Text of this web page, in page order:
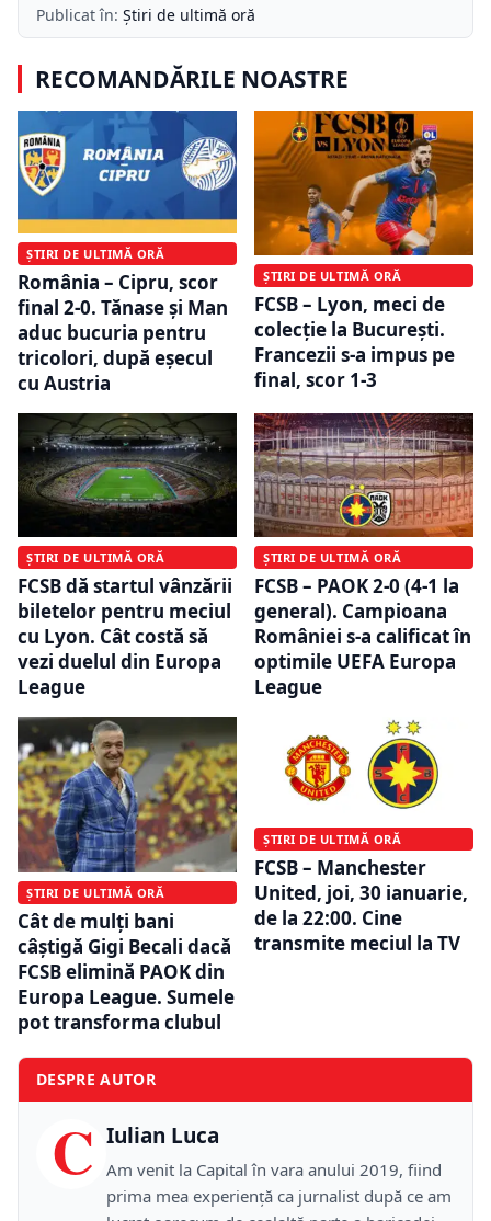
Publicat în: Știri de ultimă oră
RECOMANDĂRILE NOASTRE
ȘTIRI DE ULTIMĂ ORĂ
România – Cipru, scor
final 2-0. Tănase și Man
aduc bucuria pentru
tricolori, după eșecul
cu Austria
ȘTIRI DE ULTIMĂ ORĂ
FCSB – Lyon, meci de
colecție la București.
Francezii s-a impus pe
final, scor 1-3
ȘTIRI DE ULTIMĂ ORĂ
FCSB dă startul vânzării
biletelor pentru meciul
cu Lyon. Cât costă să
vezi duelul din Europa
League
ȘTIRI DE ULTIMĂ ORĂ
FCSB – PAOK 2-0 (4-1 la
general). Campioana
României s-a calificat în
optimile UEFA Europa
League
ȘTIRI DE ULTIMĂ ORĂ
Cât de mulți bani
câștigă Gigi Becali dacă
FCSB elimină PAOK din
Europa League. Sumele
pot transforma clubul
ȘTIRI DE ULTIMĂ ORĂ
FCSB – Manchester
United, joi, 30 ianuarie,
de la 22:00. Cine
transmite meciul la TV
DESPRE AUTOR
C Iulian Luca
Am venit la Capital în vara anului 2019, fiind
prima mea experiență ca jurnalist după ce am